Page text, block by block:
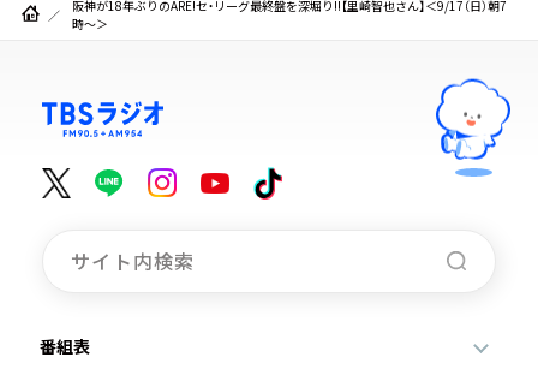
阪神が18年ぶりのARE!セ・リーグ最終盤を深堀り!!【里崎智也さん】＜9/17（日）朝7
時～＞
番組表